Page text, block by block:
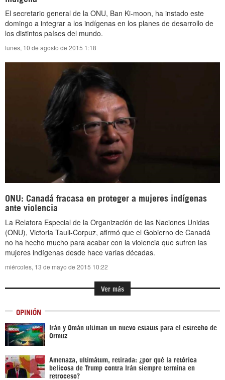
El secretario general de la ONU, Ban Ki-moon, ha instado este
domingo a integrar a los indígenas en los planes de desarrollo de
los distintos países del mundo.
lunes, 10 de agosto de 2015 1:18
ONU: Canadá fracasa en proteger a mujeres indígenas
ante violencia
La Relatora Especial de la Organización de las Naciones Unidas
(ONU), Victoria Tauli-Corpuz, afirmó que el Gobierno de Canadá
no ha hecho mucho para acabar con la violencia que sufren las
mujeres indígenas desde hace varias décadas.
miércoles, 13 de mayo de 2015 10:22
Ver más
OPINIÓN
Irán y Omán ultiman un nuevo estatus para el estrecho de
Ormuz
Amenaza, ultimátum, retirada: ¿por qué la retórica
belicosa de Trump contra Irán siempre termina en
retroceso?